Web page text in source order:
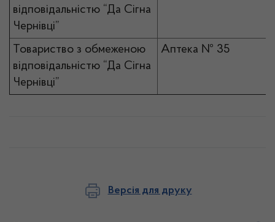
відповідальністю “Да Сігна
Чернівці”
Товариство з обмеженою
відповідальністю “Да Сігна
Чернівці”
Аптека № 35
Версія для друку